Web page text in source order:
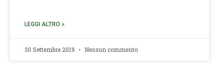
LEGGI ALTRO »
30 Settembre 2019 Nessun commento